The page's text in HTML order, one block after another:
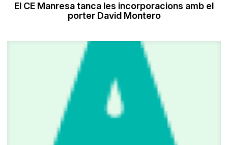
El CE Manresa tanca les incorporacions amb el
porter David Montero